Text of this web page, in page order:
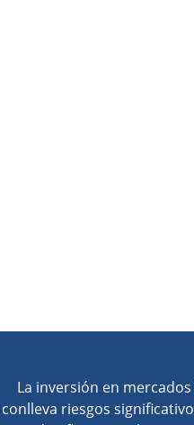
La inversión en
conlleva riesgos